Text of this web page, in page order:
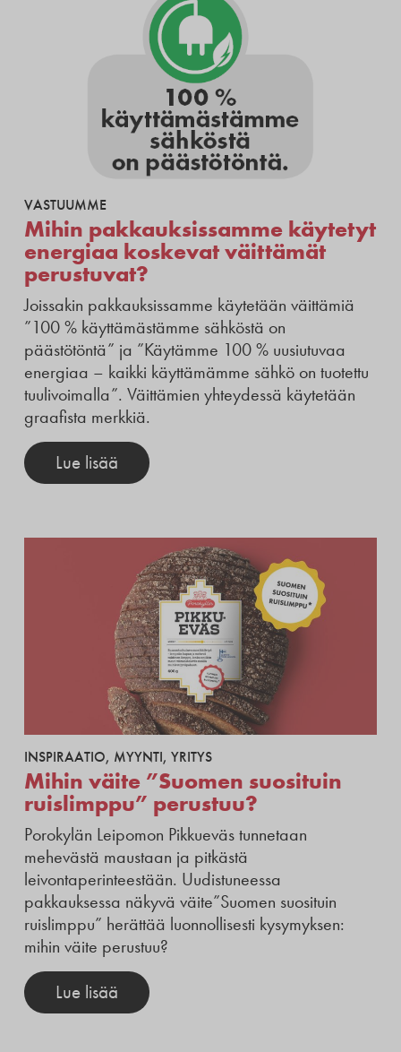
VASTUUMME
Mihin pakkauksissamme käytetyt
energiaa koskevat väittämät
perustuvat?
Joissakin pakkauksissamme käytetään väittämiä
”100 % käyttämästämme sähköstä on
päästötöntä” ja ”Käytämme 100 % uusiutuvaa
energiaa – kaikki käyttämämme sähkö on tuotettu
tuulivoimalla”. Väittämien yhteydessä käytetään
graafista merkkiä.
Lue lisää
INSPIRAATIO, MYYNTI, YRITYS
Mihin väite ”Suomen suosituin
ruislimppu” perustuu?
Porokylän Leipomon Pikkueväs tunnetaan
mehevästä maustaan ja pitkästä
leivontaperinteestään. Uudistuneessa
pakkauksessa näkyvä väite”Suomen suosituin
ruislimppu” herättää luonnollisesti kysymyksen:
mihin väite perustuu?
Lue lisää